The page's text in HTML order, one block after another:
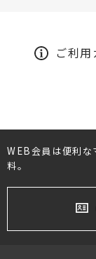
ご利用
WEB会員は便利な
料。